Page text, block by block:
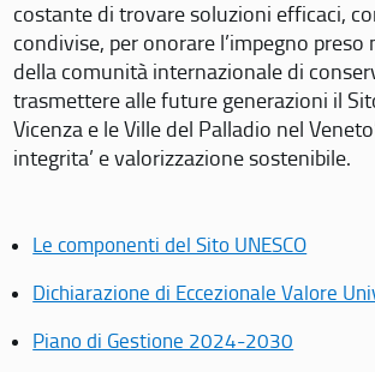
costante di trovare soluzioni efficaci,
condivise, per onorare l’impegno
della comunità internazionale di
trasmettere alle future generazioni il
Vicenza e le Ville del Palladio nel
integrita’ e valorizzazione sostenibile.
Le componenti del Sito UNESCO
Dichiarazione di Eccezionale Valore
Piano di Gestione 2024-2030